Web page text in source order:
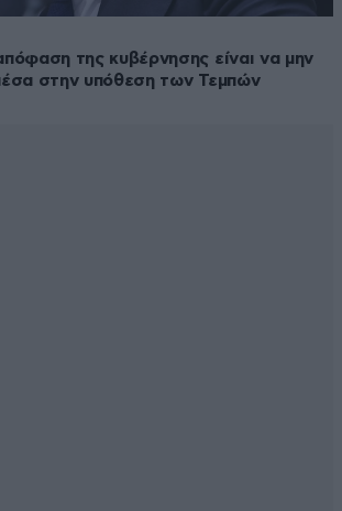
της κυβέρνησης είναι να μην
στην υπόθεση των Τεμπών